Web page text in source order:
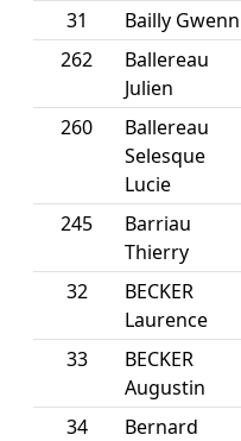
31
Bailly Gwenn
262
Ballereau
Julien
260
Ballereau
Selesque
Lucie
245
Barriau
Thierry
32
BECKER
Laurence
33
BECKER
Augustin
34
Bernard